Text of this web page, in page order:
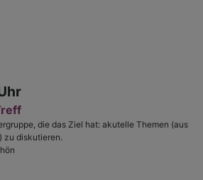
die das Ziel hat: akutelle Themen (aus
zu diskutieren.